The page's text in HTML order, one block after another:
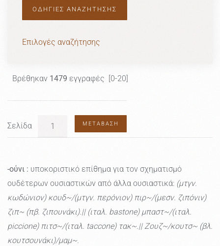
ΟΔΗΓΙΕΣ ΑΝΑΖΗΤΗΣΗΣ
Επιλογές αναζήτησης
Βρέθηκαν 1479 εγγραφές [0-20]
Σελίδα ΜΕΤΆΒΑΣΗ
-ούνι : υποκοριστικό επίθημα για τον σχηματισμό
ουδέτερων ουσιαστικών από άλλα ουσιαστικά: (μτγν.
κωδώνιον) κουδ~/(μτγν. περόνιον) πιρ~/(μεσν. ζιπόνιν)
ζιπ~ (πβ. ζιπουνάκι).|| (ιταλ. bastone) μπαστ~/(ιταλ.
piccione) πιτσ~/(ιταλ. taccone) τακ~.|| Zουζ~/κουτσ~ (βλ.
κουτσουνάκι)/μαμ~.